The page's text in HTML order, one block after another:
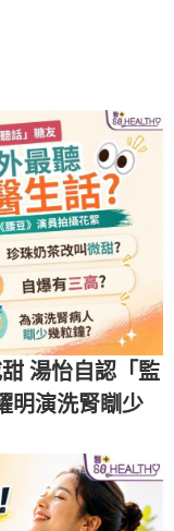
湯怡自認「監
明演洗腎瞓少